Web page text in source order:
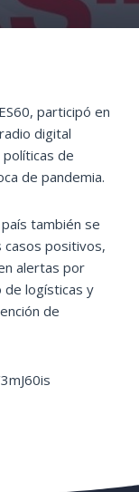
participó en
digital
políticas de
de pandemia.
también se
positivos,
alertas por
logísticas y
de